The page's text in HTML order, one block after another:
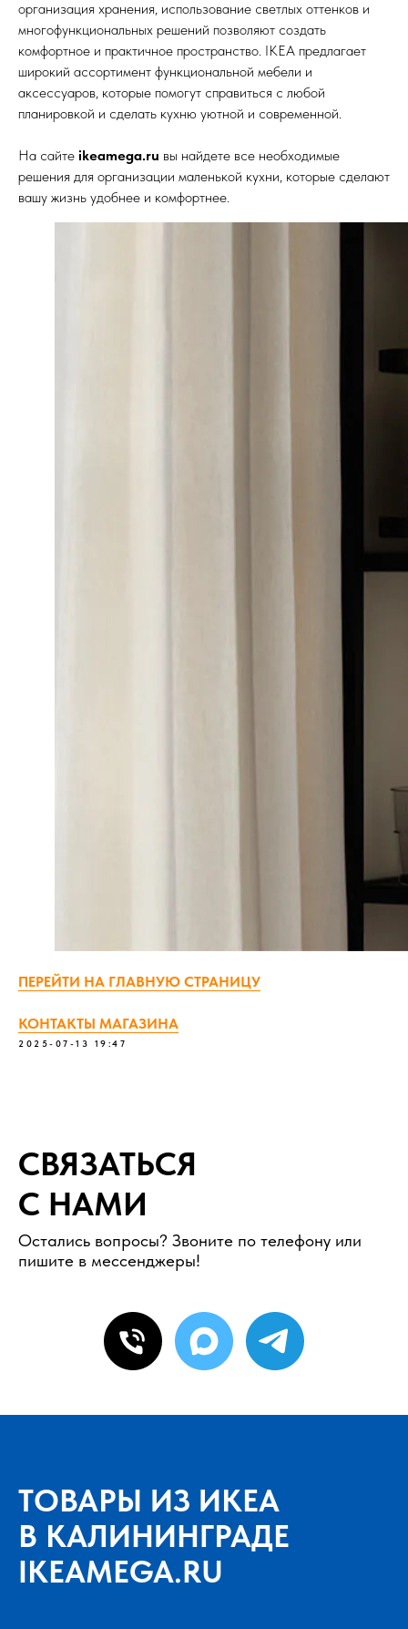
организация хранения, использование светлых оттенков и
многофункциональных решений позволяют создать
комфортное и практичное пространство. IKEA предлагает
широкий ассортимент функциональной мебели и
аксессуаров, которые помогут справиться с любой
планировкой и сделать кухню уютной и современной.
На сайте ikeamega.ru вы найдете все необходимые
решения для организации маленькой кухни, которые сделают
вашу жизнь удобнее и комфортнее.
ПЕРЕЙТИ НА ГЛАВНУЮ СТРАНИЦУ
КОНТАКТЫ МАГАЗИНА
2025-07-13 19:47
СВЯЗАТЬСЯ
С НАМИ
Остались вопросы? Звоните по телефону или
пишите в мессенджеры!
ТОВАРЫ ИЗ ИКЕА
В КАЛИНИНГРАДЕ
IKEAMEGA.RU